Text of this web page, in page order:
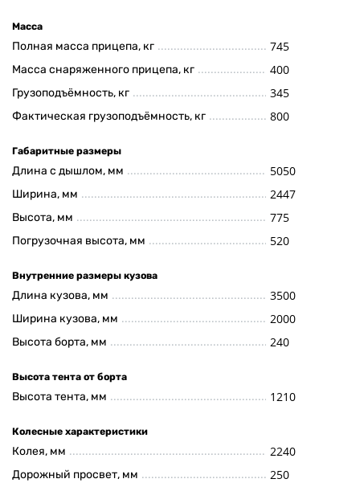
Масса
Полная масса прицепа, кг 745
Масса снаряженного прицепа, кг 400
Грузоподъёмность, кг 345
Фактическая грузоподъёмность, кг 800
Габаритные размеры
Длина с дышлом, мм 5050
Ширина, мм 2447
Высота, мм 775
Погрузочная высота, мм 520
Внутренние размеры кузова
Длина кузова, мм 3500
Ширина кузова, мм 2000
Высота борта, мм 240
Высота тента от борта
Высота тента, мм 1210
Колесные характеристики
Колея, мм 2240
Дорожный просвет, мм 250